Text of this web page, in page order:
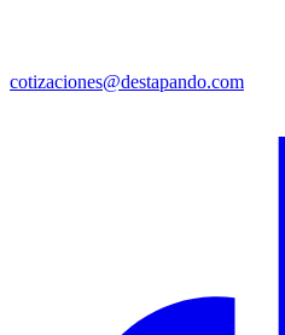
cotizaciones@destapando.com